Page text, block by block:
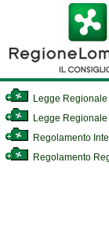
Legge Regionale
Legge
Regolamento
Regolamento